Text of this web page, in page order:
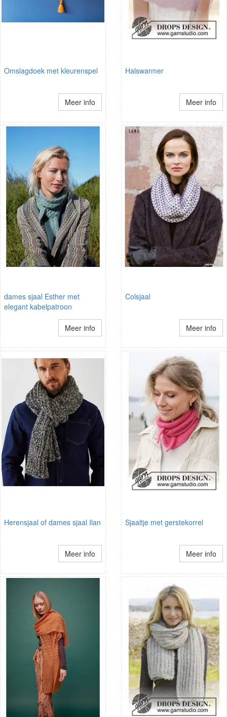
Omslagdoek met kleurenspel
Meer info
Halswarmer
Meer info
dames sjaal Esther met
elegant kabelpatroon
Meer info
Colsjaal
Meer info
Herensjaal of dames sjaal Ilan
Meer info
Sjaaltje met gerstekorrel
Meer info